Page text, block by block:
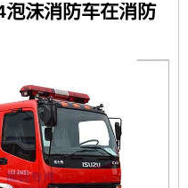
泡沫消防车在消防